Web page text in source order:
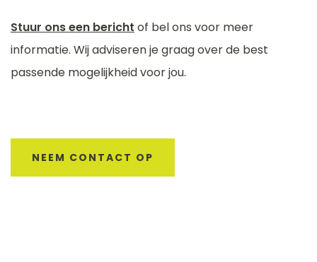
Stuur ons een bericht of bel ons voor meer
informatie. Wij adviseren je graag over de best
passende mogelijkheid voor jou.
NEEM CONTACT OP